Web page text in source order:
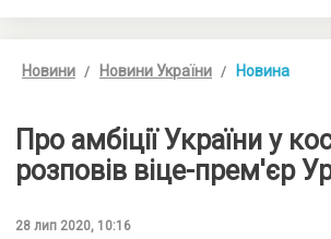
Новини Новини України Новина
Про амбіції України у
розповів віце-прем'єр
28 лип 2020, 10:16